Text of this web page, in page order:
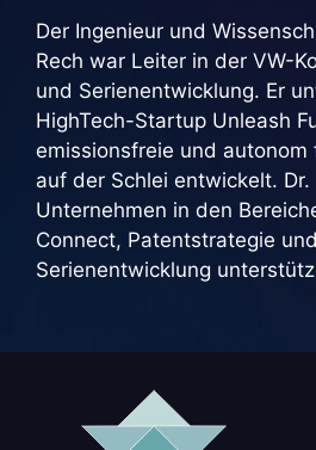
Der Ingenieur und
Rech war Leiter in der VW-
und Serienentwicklung. Er
HighTech-Startup Unleash
emissionsfreie und autonom
auf der Schlei entwickelt.
Unternehmen in den
Connect, Patentstrategie und
Serienentwicklung